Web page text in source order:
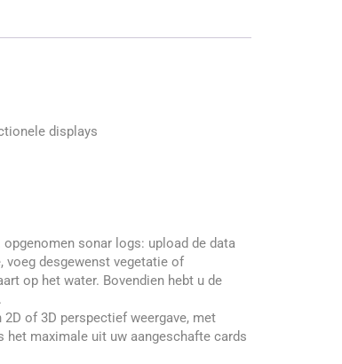
displays
sonar logs: upload de data
voeg desgewenst vegetatie of
op het water. Bovendien hebt u de
of 3D perspectief weergave, met
maximale uit uw aangeschafte cards